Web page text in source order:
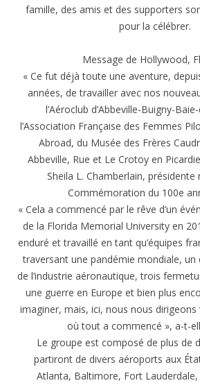
famille, des amis et des supporters
pour la célébrer.
Message de Hollywood,
« Ce fut déjà toute une aventure,
années, de travailler avec nos
l’Aéroclub d’Abbeville-Buigny-
l’Association Française des Femmes
Abroad, du Musée des Frères
Abbeville, Rue et Le Crotoy en
Sheila L. Chamberlain, présidente
Commémoration du 100e
« Cela a commencé par le rêve d’un
de la Florida Memorial University en
enduré et travaillé en tant qu’équipes
traversant une pandémie mondiale,
de l’industrie aéronautique, trois
une guerre en Europe et bien plus
imaginer, mais, ici, nous nous dirigeons
où tout a commencé », a-t-
Le groupe est composé de plus de
partiront de divers aéroports aux
Atlanta, Baltimore, Fort